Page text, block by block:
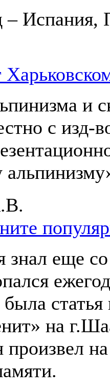
– Испания,
и
с изд-
знал еще
на
произвел